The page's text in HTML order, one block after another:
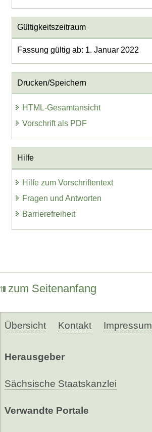
Gültigkeitszeitraum
Fassung gültig ab: 1. Januar 2022
Drucken/Speichern
HTML-Gesamtansicht
Vorschrift als PDF
Hilfe
Hilfe zum Vorschriftentext
Fragen und Antworten
Barrierefreiheit
zum Seitenanfang
Übersicht Kontakt Impressum
Herausgeber
Sächsische Staatskanzlei
Verwandte Portale